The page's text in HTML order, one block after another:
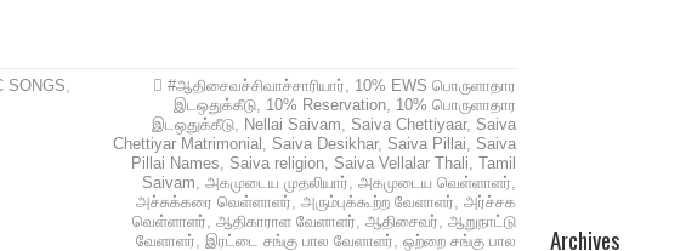
SONGS,
#ஆதிசைவச்சிவாச்சாரியார், 10% EWS பொருளாதார
இடஒதுக்கீடு, 10% Reservation, 10% பொருளாதார
இடஒதுக்கீடு, Nellai Saivam, Saiva Chettiyaar, Saiva
Chettiyar Matrimonial , Saiva Desikhar, Saiva Pillai, Saiva
Pillai Names, Saiva religion, Saiva Vellalar Thali, Tamil
Saivam, அகமுடைய முதலியார், அகமுடைய வெள்ளாளர்,
அச்சுக்கரை வெள்ளாளர், அரும்புக்கூற்ற வேளாளர், அர்ச்சக
வெள்ளாளர், ஆதிகாராள வேளாளர், ஆதிசைவர், ஆறுநாட்டு
வேளாளர், இரட்டை சங்கு பால வேளாளர், ஒற்றை சங்கு பால
Archives